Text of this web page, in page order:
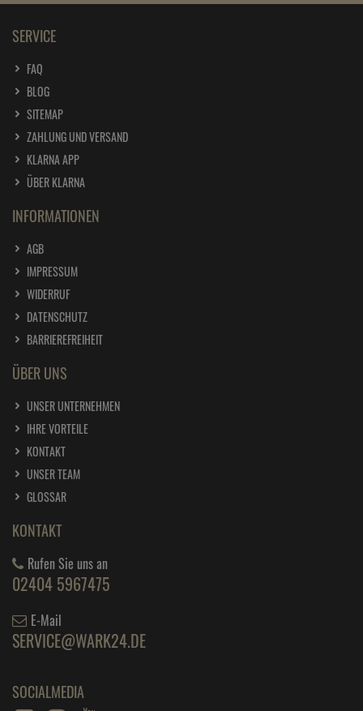
SERVICE
FAQ
BLOG
SITEMAP
ZAHLUNG UND VERSAND
KLARNA APP
ÜBER KLARNA
INFORMATIONEN
AGB
IMPRESSUM
WIDERRUF
DATENSCHUTZ
BARRIEREFREIHEIT
ÜBER UNS
UNSER UNTERNEHMEN
IHRE VORTEILE
KONTAKT
UNSER TEAM
GLOSSAR
KONTAKT
Rufen Sie uns an
02404 5967475
E-Mail
SERVICE@WARK24.DE
SOCIALMEDIA